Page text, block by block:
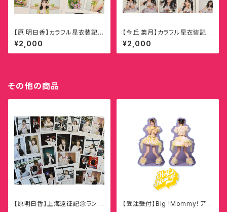
【原 明日香】カラフル星衣装記念
ランダムチェキ
¥2,000
【今丘 葉月】カラフル星衣装記念
ランダムチェキ
¥2,000
その他の商品
【原明日香】上海遠征記念ランダ
【受注受付】Big !Mommy! アク